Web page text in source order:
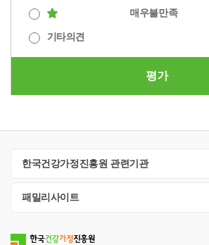
매우불만족
기타의견
평가
한국건강가정진흥원 관련기관
패밀리사이트